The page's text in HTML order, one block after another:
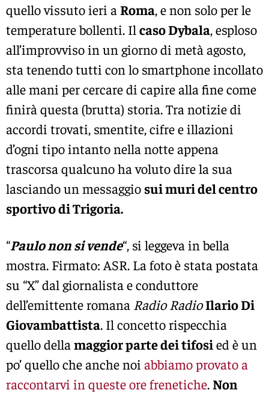
quello vissuto ieri a Roma, e non solo per le
temperature bollenti. Il caso Dybala, esploso
all’improvviso in un giorno di metà agosto,
sta tenendo tutti con lo smartphone incollato
alle mani per cercare di capire alla fine come
finirà questa (brutta) storia. Tra notizie di
accordi trovati, smentite, cifre e illazioni
d’ogni tipo intanto nella notte appena
trascorsa qualcuno ha voluto dire la sua
lasciando un messaggio sui muri del centro
sportivo di Trigoria.
“Paulo non si vende“, si leggeva in bella
mostra. Firmato: ASR. La foto è stata postata
su “X” dal giornalista e conduttore
dell’emittente romana Radio RadioIlario Di
Giovambattista. Il concetto rispecchia
quello della maggior parte dei tifosied è un
po’ quello che anche noi abbiamo provato a
raccontarvi in queste ore frenetiche. Non